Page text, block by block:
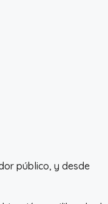
público, y desde